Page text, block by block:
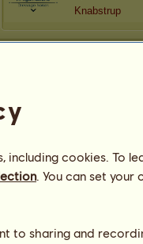
Knabstrup
cookies. To
. You can set your
to sharing and